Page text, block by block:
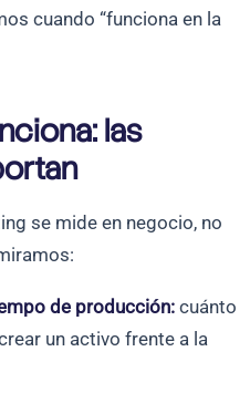
cuando “funciona en la
las
se mide en negocio, no
de producción: cuánto
un activo frente a la